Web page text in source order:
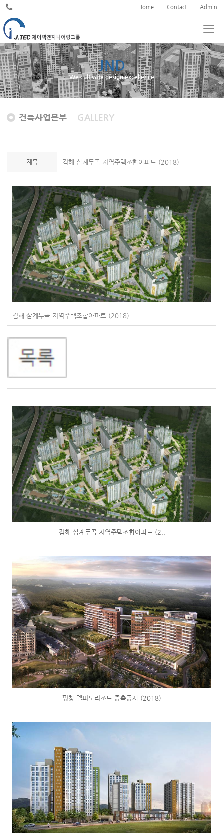
Home Contact Admin
JND
We cultivate design excellence
건축사업본부 GALLERY
제목 김해 삼계두곡 지역주택조합아파트 (2018)
김해 삼계두곡 지역주택조합아파트 (2018)
김해 삼계두곡 지역주택조합아파트 (2..
평창 델피노리조트 증축공사 (2018)